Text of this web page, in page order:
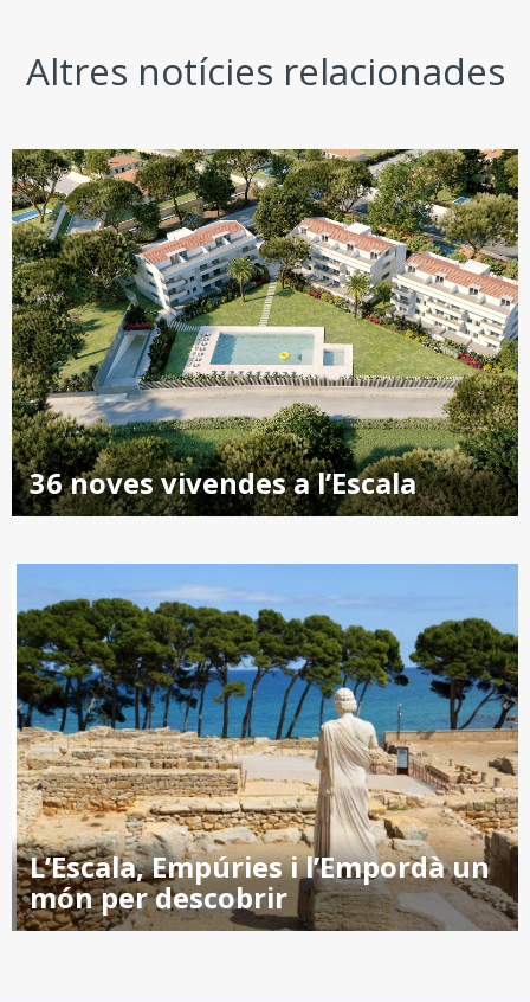
Altres notícies relacionades
36 noves vivendes a l’Escala
L’Escala, Empúries i l’Empordà un
món per descobrir